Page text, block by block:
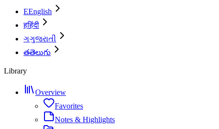
EEnglish
हहिंदी
ગગુજરાતી
తతెలుగు
Library
Overview
Favorites
Notes & Highlights